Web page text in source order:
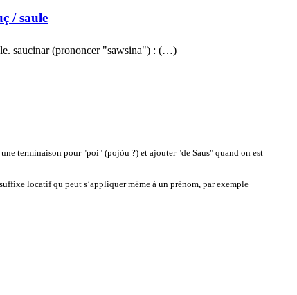
/ saule
saucinar (prononcer "sawsina") : (…)
terminaison pour "poi" (pojòu ?) et ajouter "de Saus" quand on est
locatif qu peut s’appliquer même à un prénom, par exemple